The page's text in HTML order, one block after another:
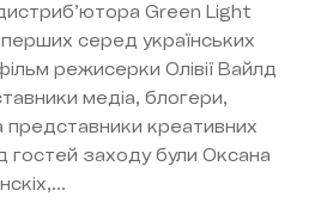
Green Light
серед українських
режисерки Олівії Вайлд
медіа, блогери,
креативних
гостей заходу були Оксана